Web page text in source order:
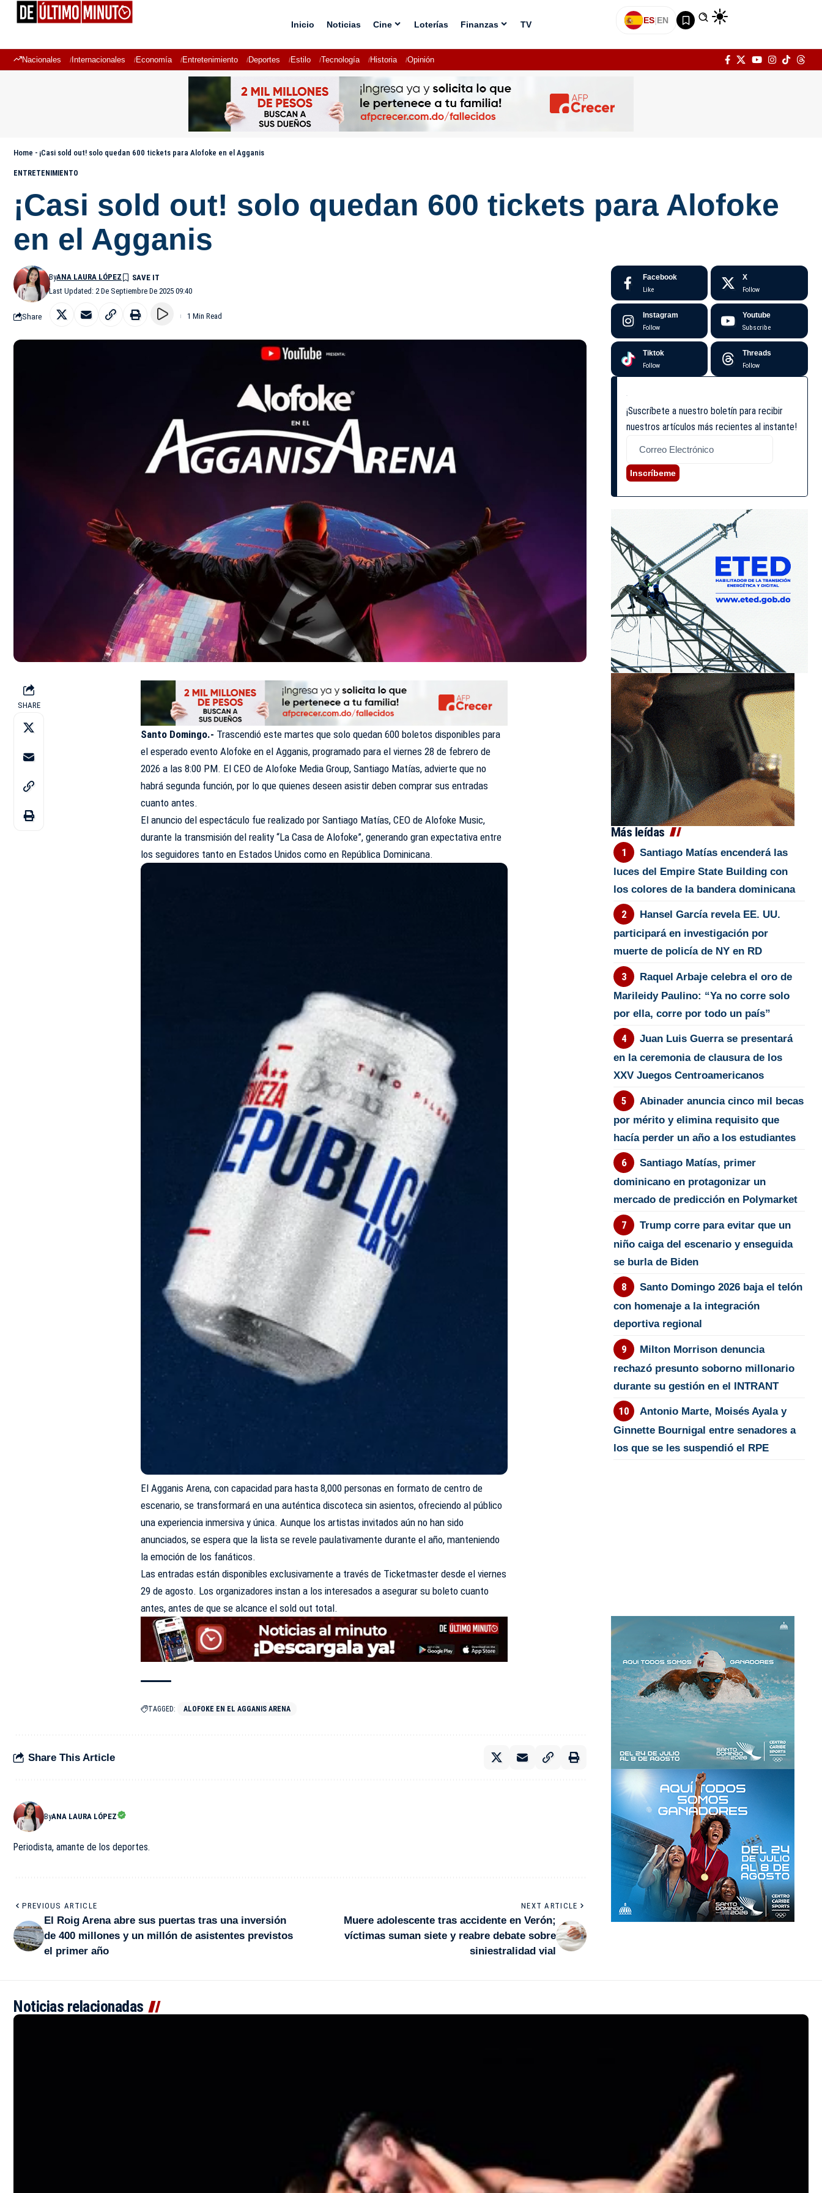
Inicio Noticias Cine Loterías Finanzas TV ES|EN
Nacionales Internacionales Economía Entretenimiento Deportes Estilo Tecnología Historia Opinión
Home - ¡Casi sold out! solo quedan 600 tickets para Alofoke en el Agganis
ENTRETENIMIENTO
¡Casi sold out! solo quedan 600 tickets para Alofoke
en el Agganis
Last Updated: 2 De Septiembre De 2025 09:40
ByANA LAURA LÓPEZ
Share 1 Min Read
SHARE
Santo Domingo.- Trascendió este martes que solo quedan 600 boletos disponibles para
el esperado evento Alofoke en el Agganis, programado para el viernes 28 de febrero de
2026 a las 8:00 PM. El CEO de Alofoke Media Group, Santiago Matías, advierte que no
habrá segunda función, por lo que quienes deseen asistir deben comprar sus entradas
cuanto antes.
El anuncio del espectáculo fue realizado por Santiago Matías, CEO de Alofoke Music,
durante la transmisión del reality “La Casa de Alofoke”, generando gran expectativa entre
los seguidores tanto en Estados Unidos como en República Dominicana.
El Agganis Arena, con capacidad para hasta 8,000 personas en formato de centro de
escenario, se transformará en una auténtica discoteca sin asientos, ofreciendo al público
una experiencia inmersiva y única. Aunque los artistas invitados aún no han sido
anunciados, se espera que la lista se revele paulativamente durante el año, manteniendo
la emoción de los fanáticos.
Las entradas están disponibles exclusivamente a través de Ticketmaster desde el viernes
29 de agosto. Los organizadores instan a los interesados a asegurar su boleto cuanto
antes, antes de que se alcance el sold out total.
TAGGED: ALOFOKE EN EL AGGANIS ARENA
Share This Article
ByANA LAURA LÓPEZ
Periodista, amante de los deportes.
PREVIOUS ARTICLE
El Roig Arena abre sus puertas tras una inversión
de 400 millones y un millón de asistentes previstos
el primer año
NEXT ARTICLE
Muere adolescente tras accidente en Verón;
víctimas suman siete y reabre debate sobre
siniestralidad vial
Facebook
Like
X
Follow
Instagram
Follow
Youtube
Subscribe
Tiktok
Follow
Threads
Follow
¡Suscríbete a nuestro boletín para recibir
nuestros artículos más recientes al instante!
Inscríbeme
Más leídas
Santiago Matías encenderá las
luces del Empire State Building con
los colores de la bandera dominicana
Hansel García revela EE. UU.
participará en investigación por
muerte de policía de NY en RD
Raquel Arbaje celebra el oro de
Marileidy Paulino: “Ya no corre solo
por ella, corre por todo un país”
Juan Luis Guerra se presentará
en la ceremonia de clausura de los
XXV Juegos Centroamericanos
Abinader anuncia cinco mil becas
por mérito y elimina requisito que
hacía perder un año a los estudiantes
Santiago Matías, primer
dominicano en protagonizar un
mercado de predicción en Polymarket
Trump corre para evitar que un
niño caiga del escenario y enseguida
se burla de Biden
Santo Domingo 2026 baja el telón
con homenaje a la integración
deportiva regional
Milton Morrison denuncia
rechazó presunto soborno millonario
durante su gestión en el INTRANT
Antonio Marte, Moisés Ayala y
Ginnette Bournigal entre senadores a
los que se les suspendió el RPE
Noticias relacionadas